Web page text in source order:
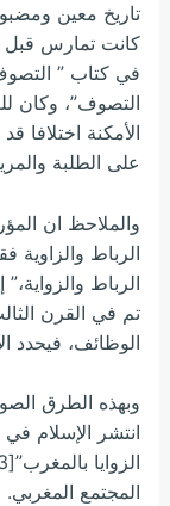
تاريخ معين
كانت تمارس قبل
في كتاب ”
التصوف”، وكان
الأمكنة اختلافا
على الطلبة
والملاحظ ان
الرباط
الرباط
تم في القرن
الوظائف، فيحدد
وبهذه الطرق
انتشر الإسلام
المجتمع المغربي.